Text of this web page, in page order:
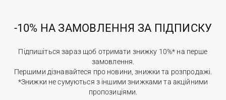
-10% НА ЗАМОВЛЕННЯ ЗА ПІДПИСКУ
Підпишіться зараз щоб отримати знижку 10%* на перше
замовлення.
Першими дізнавайтеся про новини, знижки та розпродажі.
*Знижки не сумуються з іншими знижками та акційними
пропозиціями.